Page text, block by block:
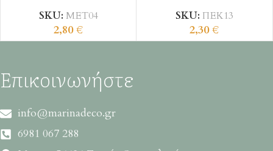
SKU: ΜΕΤ04
2,80€
SKU: ΠΕΚ13
2,30€
Επικοινωνήστε
info@marinadeco.gr
6981 067 288